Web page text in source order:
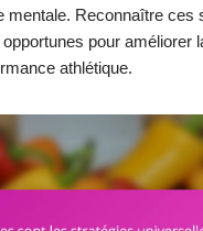
mentale. Reconnaître ces
pour améliorer
athlétique.